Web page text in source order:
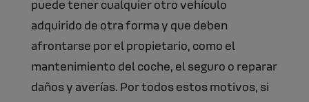
puede tener cualquier otro vehículo
adquirido de otra forma y que deben
afrontarse por el propietario, como el
mantenimiento del coche, el seguro o reparar
daños y averías. Por todos estos motivos, si